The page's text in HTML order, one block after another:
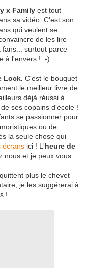
x Family est tout
sa vidéo. C'est son
qui veulent se
de les lire
surtout parce
à l'envers ! :-)
Lock. C'est le bouquet
le meilleur livre de
déjà réussi à
ses copains d'école !
se passionner pour
ou de
la seule chose qui
écrans ici ! L'heure de
nous et je peux vous
plus le chevet
je les suggérerai à
!